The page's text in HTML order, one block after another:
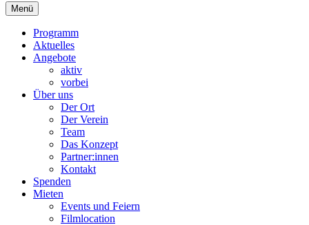
Primäres
Menü
Menü
Programm
Aktuelles
Angebote
aktiv
vorbei
Über uns
Der Ort
Der Verein
Team
Das Konzept
Partner:innen
Kontakt
Spenden
Mieten
Events und Feiern
Filmlocation